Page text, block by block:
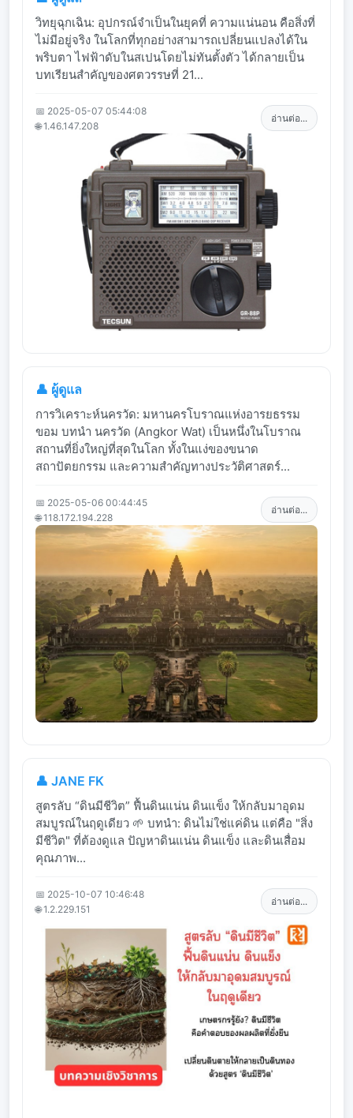
วิทยุฉุกเฉิน: อุปกรณ์จำเป็นในยุคที่ ความแน่นอน คือสิ่งที่
ไม่มีอยู่จริง ในโลกที่ทุกอย่างสามารถเปลี่ยนแปลงได้ใน
พริบตา ไฟฟ้าดับในสเปนโดยไม่ทันตั้งตัว ได้กลายเป็น
บทเรียนสำคัญของศตวรรษที่ 21...
📅 2025-05-07 05:44:08
🌐 1.46.147.208
อ่านต่อ...
👤 ผู้ดูแล
การวิเคราะห์นครวัด: มหานครโบราณแห่งอารยธรรม
ขอม บทนำ นครวัด (Angkor Wat) เป็นหนึ่งในโบราณ
สถานที่ยิ่งใหญ่ที่สุดในโลก ทั้งในแง่ของขนาด
สถาปัตยกรรม และความสำคัญทางประวัติศาสตร์...
📅 2025-05-06 00:44:45
🌐 118.172.194.228
อ่านต่อ...
👤 JANE FK
สูตรลับ “ดินมีชีวิต” ฟื้นดินแน่น ดินแข็ง ให้กลับมาอุดม
สมบูรณ์ในฤดูเดียว 🌱 บทนำ: ดินไม่ใช่แค่ดิน แต่คือ "สิ่ง
มีชีวิต" ที่ต้องดูแล ปัญหาดินแน่น ดินแข็ง และดินเสื่อม
คุณภาพ...
📅 2025-10-07 10:46:48
🌐 1.2.229.151
อ่านต่อ...